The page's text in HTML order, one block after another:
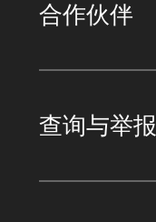
合作伙伴
查询与举报